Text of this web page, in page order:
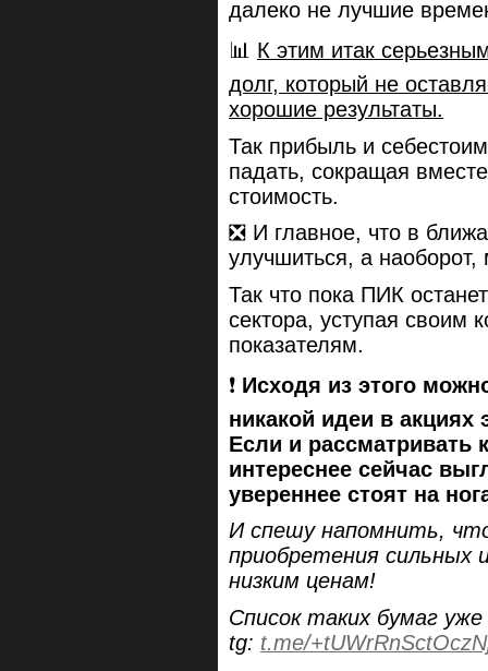
далеко не лучшие
📊 К этим итак
долг, который не
хорошие результаты.
Так прибыль и
падать, сокращая
стоимость.
❎ И главное, что в
улучшиться, а
Так что пока ПИК
сектора, уступая своим
показателям.
❗️ Исходя из этого
никакой идеи в акциях
Если и рассматривать
интереснее сейчас
увереннее стоят на
И спешу напомнить,
приобретения сильных
низким ценам!
Список таких бумаг
tg: t.me/